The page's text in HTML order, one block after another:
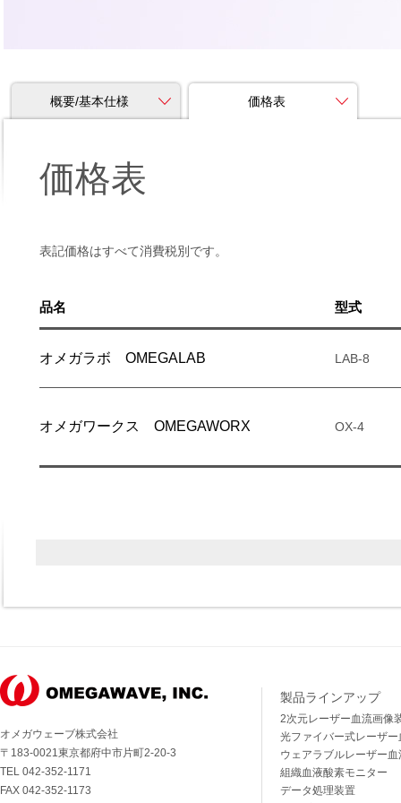
概要/基本仕様 価格表
価格表
表記価格はすべて消費税別です。
品名 型式
オメガラボ OMEGALAB LAB-8
オメガワークス OMEGAWORX OX-4
オメガウェーブ株式会社
〒183-0021東京都府中市片町2-20-3
TEL 042-352-1171
FAX 042-352-1173
製品ラインアップ
2次元レーザー血流画像
光ファイバー式レーザー
ウェアラブルレーザー血
組織血液酸素モニター
データ処理装置